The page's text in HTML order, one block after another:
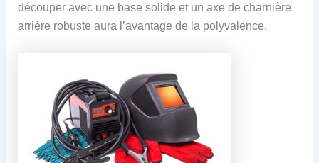
découper avec une base solide et un axe de charnière
arrière robuste aura l’avantage de la polyvalence.